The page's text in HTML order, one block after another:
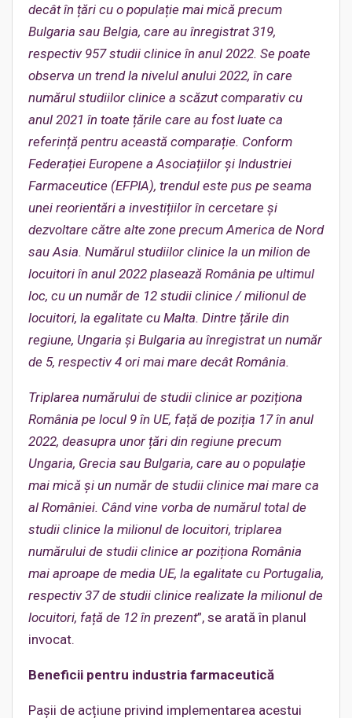
decât în țări cu o populație mai mică precum
Bulgaria sau Belgia, care au înregistrat 319,
respectiv 957 studii clinice în anul 2022. Se poate
observa un trend la nivelul anului 2022, în care
numărul studiilor clinice a scăzut comparativ cu
anul 2021 în toate țările care au fost luate ca
referință pentru această comparație. Conform
Federației Europene a Asociațiilor și Industriei
Farmaceutice (EFPIA), trendul este pus pe seama
unei reorientări a investițiilor în cercetare și
dezvoltare către alte zone precum America de Nord
sau Asia. Numărul studiilor clinice la un milion de
locuitori în anul 2022 plasează România pe ultimul
loc, cu un număr de 12 studii clinice / milionul de
locuitori, la egalitate cu Malta. Dintre țările din
regiune, Ungaria și Bulgaria au înregistrat un număr
de 5, respectiv 4 ori mai mare decât România.
Triplarea numărului de studii clinice ar poziționa
România pe locul 9 în UE, față de poziția 17 în anul
2022, deasupra unor țări din regiune precum
Ungaria, Grecia sau Bulgaria, care au o populație
mai mică și un număr de studii clinice mai mare ca
al României. Când vine vorba de numărul total de
studii clinice la milionul de locuitori, triplarea
numărului de studii clinice ar poziționa România
mai aproape de media UE, la egalitate cu Portugalia,
respectiv 37 de studii clinice realizate la milionul de
locuitori, față de 12 în prezent”, se arată în planul
invocat.
Beneficii pentru industria farmaceutică
Pașii de acțiune privind implementarea acestui